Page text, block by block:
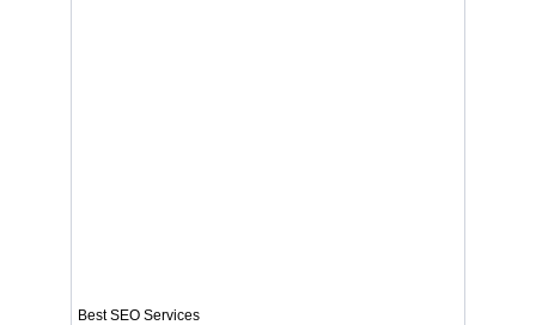
Best SEO Services